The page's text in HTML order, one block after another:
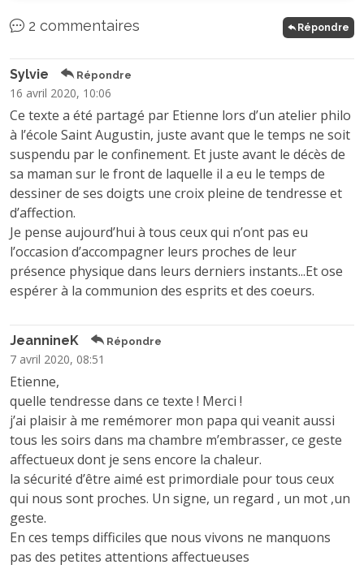
2 commentaires Répondre
Sylvie Répondre
16 avril 2020, 10:06
Ce texte a été partagé par Etienne lors d’un atelier philo
à l’école Saint Augustin, juste avant que le temps ne soit
suspendu par le confinement. Et juste avant le décès de
sa maman sur le front de laquelle il a eu le temps de
dessiner de ses doigts une croix pleine de tendresse et
d’affection.
Je pense aujourd’hui à tous ceux qui n’ont pas eu
l’occasion d’accompagner leurs proches de leur
présence physique dans leurs derniers instants...Et ose
espérer à la communion des esprits et des coeurs.
JeannineK Répondre
7 avril 2020, 08:51
Etienne,
quelle tendresse dans ce texte ! Merci !
j’ai plaisir à me remémorer mon papa qui veanit aussi
tous les soirs dans ma chambre m’embrasser, ce geste
affectueux dont je sens encore la chaleur.
la sécurité d’être aimé est primordiale pour tous ceux
qui nous sont proches. Un signe, un regard , un mot ,un
geste.
En ces temps difficiles que nous vivons ne manquons
pas des petites attentions affectueuses